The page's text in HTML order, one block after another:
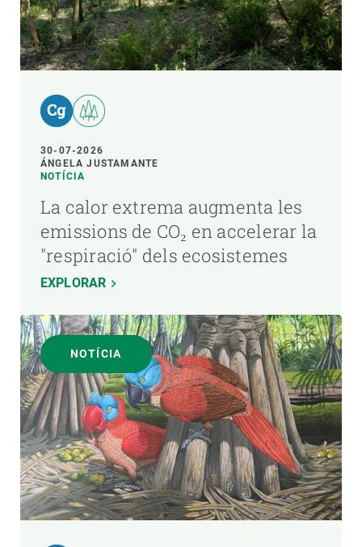
30-07-2026
ÁNGELA JUSTAMANTE
NOTÍCIA
La calor extrema augmenta les
emissions de CO₂ en accelerar la
"respiració" dels ecosistemes
EXPLORAR
NOTÍCIA